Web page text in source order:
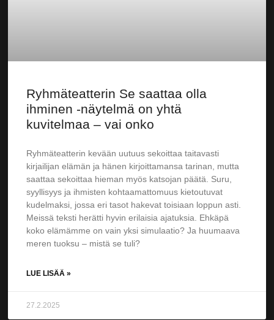
Ryhmäteatterin Se saattaa olla
ihminen -näytelmä on yhtä
kuvitelmaa – vai onko
Ryhmäteatterin kevään uutuus sekoittaa taitavasti
kirjailijan elämän ja hänen kirjoittamansa tarinan, mutta
saattaa sekoittaa hieman myös katsojan päätä. Suru,
syyllisyys ja ihmisten kohtaamattomuus kietoutuvat
kudelmaksi, jossa eri tasot hakevat toisiaan loppun asti.
Meissä teksti herätti hyvin erilaisia ajatuksia. Ehkäpä
koko elämämme on vain yksi simulaatio? Ja huumaava
meren tuoksu – mistä se tuli?
LUE LISÄÄ »
27.2.2025